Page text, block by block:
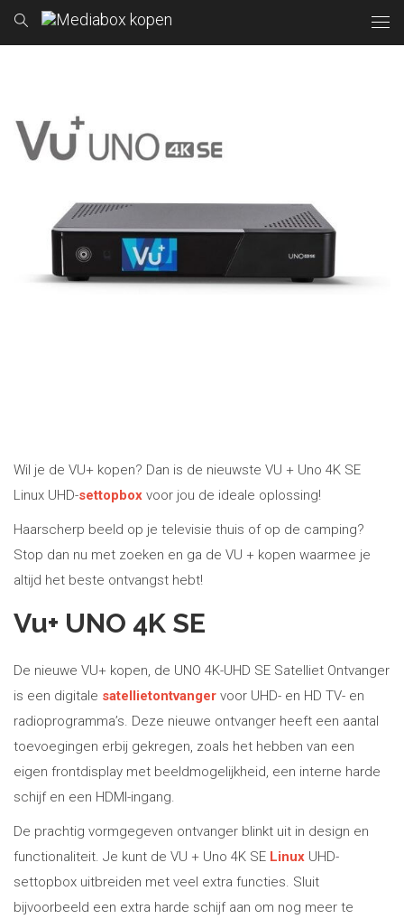
Wil je de VU+ kopen? Dan is de nieuwste VU + Uno 4K SE
Linux UHD-settopbox voor jou de ideale oplossing!
Haarscherp beeld op je televisie thuis of op de camping?
Stop dan nu met zoeken en ga de VU + kopen waarmee je
altijd het beste ontvangst hebt!
Vu+ UNO 4K SE
De nieuwe VU+ kopen, de UNO 4K-UHD SE Satelliet Ontvanger
is een digitale satellietontvanger voor UHD- en HD TV- en
radioprogramma’s. Deze nieuwe ontvanger heeft een aantal
toevoegingen erbij gekregen, zoals het hebben van een
eigen frontdisplay met beeldmogelijkheid, een interne harde
schijf en een HDMI-ingang.
De prachtig vormgegeven ontvanger blinkt uit in design en
functionaliteit. Je kunt de VU + Uno 4K SE Linux UHD-
settopbox uitbreiden met veel extra functies. Sluit
bijvoorbeeld een extra harde schijf aan om nog meer te